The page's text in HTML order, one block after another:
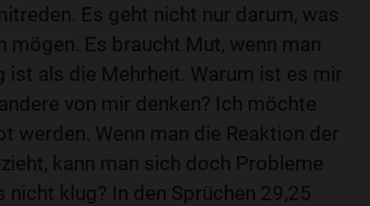
Es geht nicht nur darum, was
mögen. Es braucht Mut, wenn man
ist als die Mehrheit. Warum ist es mir
von mir denken? Ich möchte
werden. Wenn man die Reaktion der
kann man sich doch Probleme
nicht klug? In den Sprüchen 29,25